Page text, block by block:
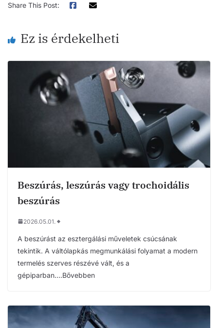
Share This Post:
Ez is érdekelheti
Beszúrás, leszúrás vagy trochoidális
beszúrás
2026.05.01.
A beszúrást az esztergálási műveletek csúcsának
tekintik. A váltólapkás megmunkálási folyamat a modern
termelés szerves részévé vált, és a
gépiparban….Bővebben